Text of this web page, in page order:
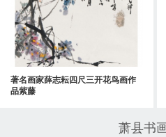
著名画家薛志耘四尺三开花鸟画作
品紫藤
萧县书